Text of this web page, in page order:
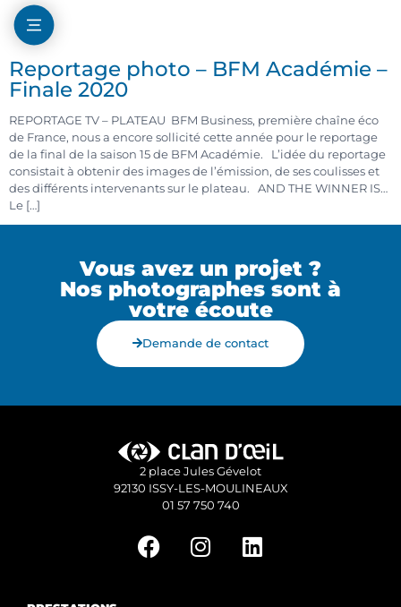
Reportage photo – BFM Académie –
Finale 2020
REPORTAGE TV – PLATEAU BFM Business, première chaîne éco
de France, nous a encore sollicité cette année pour le reportage
de la final de la saison 15 de BFM Académie. L’idée du reportage
consistait à obtenir des images de l’émission, de ses coulisses et
des différents intervenants sur le plateau. AND THE WINNER IS…
Le […]
Vous avez un projet ?
Nos photographes sont à
votre écoute
Demande de contact
2 place Jules Gévelot
92130 ISSY-LES-MOULINEAUX
01 57 750 740